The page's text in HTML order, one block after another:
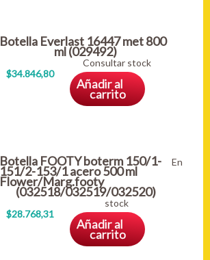
Botella Everlast 16447 met 800
ml (029492)
$34.846,80
Consultar stock
Añadir al
carrito
Botella FOOTY boterm 150/1-
151/2-153/1 acero 500 ml
Flower/Marg.footy
(032518/032519/032520)
$28.768,31
En
stock
Añadir al
carrito